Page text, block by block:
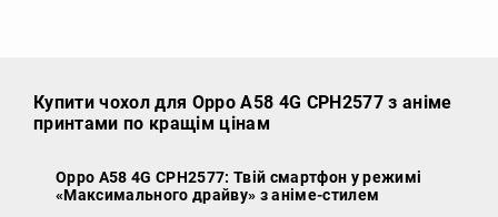
Купити чохол для Oppo A58 4G CPH2577 з аніме
принтами по кращім цінам
Oppo A58 4G CPH2577: Твій смартфон у режимі
«Максимального драйву» з аніме-стилем